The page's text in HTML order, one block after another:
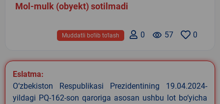
Mol-mulk (obyekt) sotilmadi
0
remove_red_eye 57
0
Muddatli bo‘lib to‘lash
Eslatma:
O‘zbekiston Respublikasi Prezidentining 19.04.2024-
yildagi PQ-162-son qaroriga asosan ushbu lot bo‘yicha